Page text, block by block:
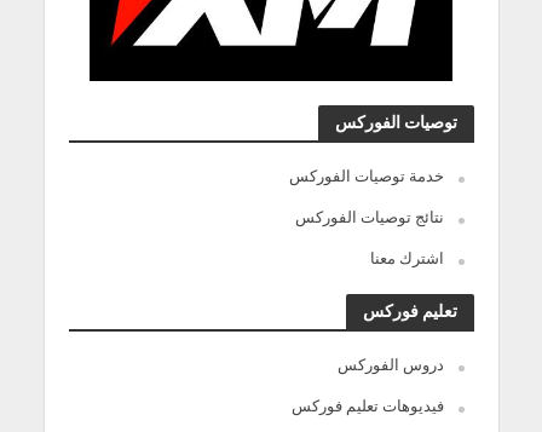
توصيات الفوركس
خدمة توصيات الفوركس
نتائج توصيات الفوركس
اشترك معنا
تعليم فوركس
دروس الفوركس
فيديوهات تعليم فوركس